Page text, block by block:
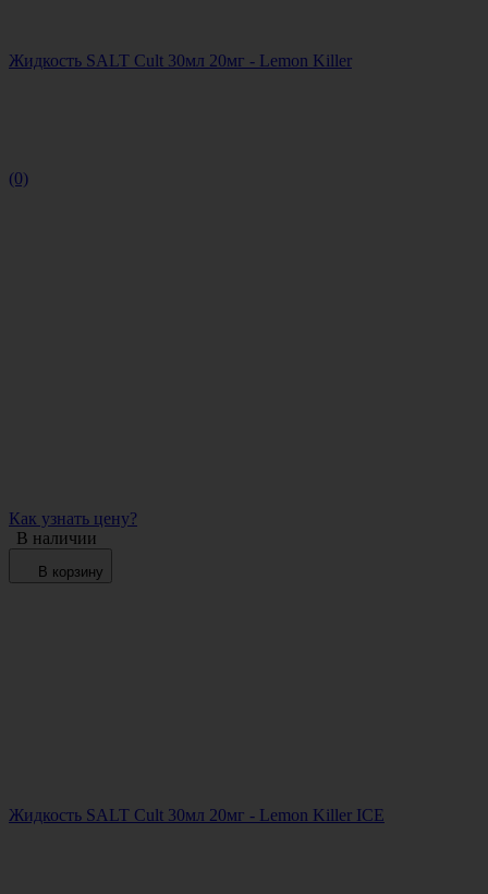
Жидкость SALT Cult 30мл 20мг - Lemon Killer
(0)
Как узнать цену?
В наличии
В корзину
Жидкость SALT Cult 30мл 20мг - Lemon Killer ICE